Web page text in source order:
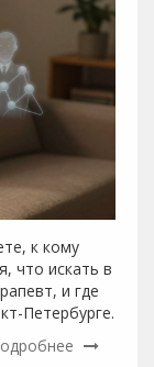
к кому
что искать в
и где
Петербурге.